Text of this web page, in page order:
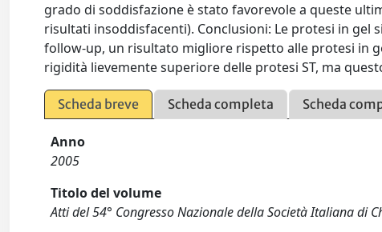
grado di soddisfazione è stato favorevole a queste
risultati insoddisfacenti). Conclusioni: Le protesi in gel
follow-up, un risultato migliore rispetto alle protesi in
rigidità lievemente superiore delle protesi ST, ma
Scheda breve Scheda completa Scheda
Anno
2005
Titolo del volume
Atti del 54° Congresso Nazionale della Società Italiana di